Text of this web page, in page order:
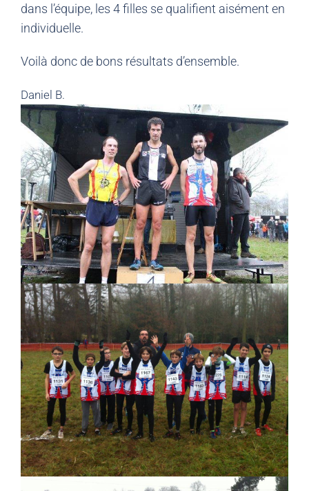
dans l’équipe, les 4 filles se qualifient aisément en
individuelle.
Voilà donc de bons résultats d’ensemble.
Daniel B.